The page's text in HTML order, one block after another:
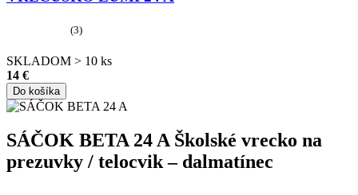
(3)
SKLADOM > 10 ks
14 €
Do košíka
SÁČOK BETA 24 A Školské vrecko na
prezuvky / telocvik – dalmatínec